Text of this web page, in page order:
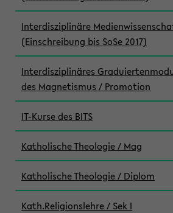
Interdisziplinäre
(Einschreibung bis SoSe 2017)
Interdisziplinäres
des Magnetismus / Promotion
IT-Kurse des BITS
Katholische Theologie / Mag
Katholische Theologie / Diplom
Kath.Religionslehre / Sek I